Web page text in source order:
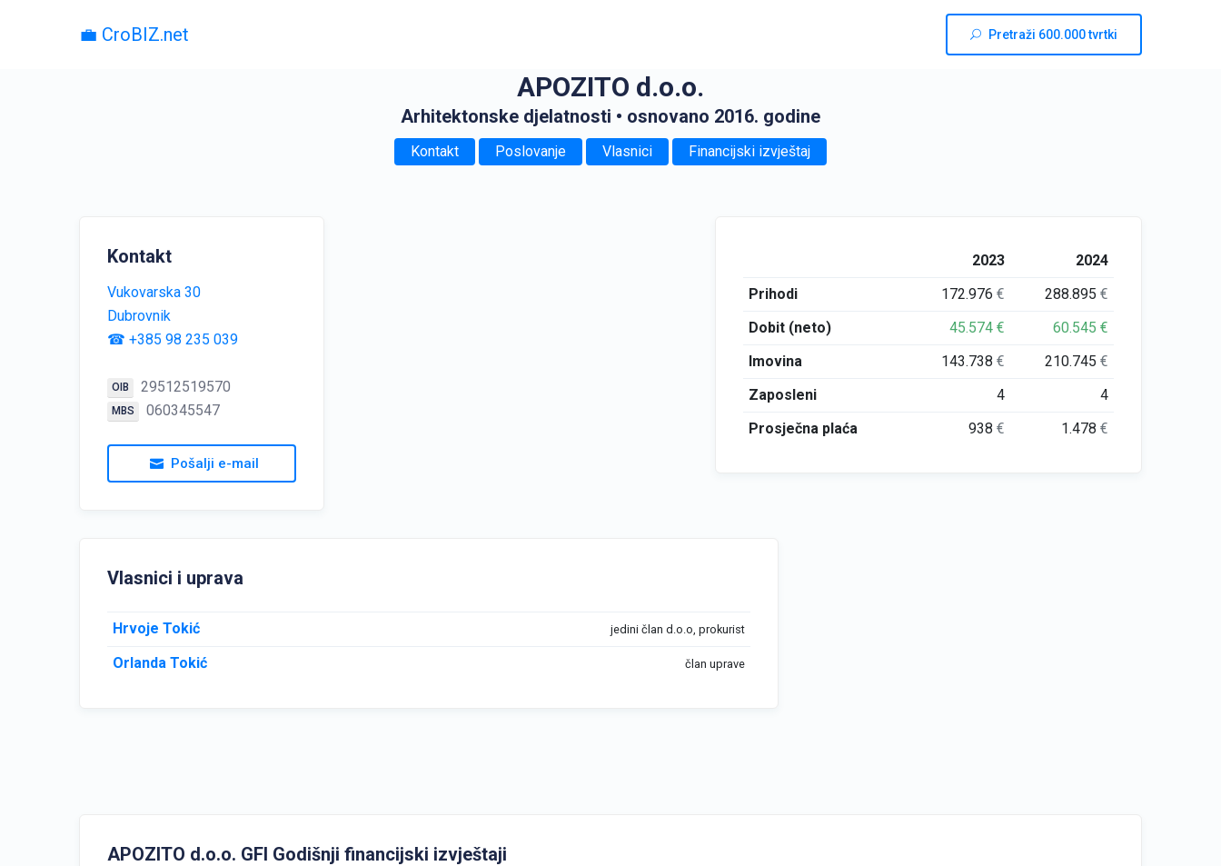
💼 CroBIZ.net Pretraži 600.000 tvrtki
APOZITO d.o.o.
Arhitektonske djelatnosti • osnovano 2016. godine
Kontakt Poslovanje Vlasnici Financijski izvještaj
Kontakt
Vukovarska 30
Dubrovnik
☎ +385 98 235 039
OIB 29512519570
MBS 060345547
Pošalji e-mail
2023
2024
Prihodi
172.976€ 288.895€
Dobit (neto)
45.574€ 60.545€
Imovina
143.738€ 210.745€
Zaposleni
4
4
Prosječna plaća
938€ 1.478€
Vlasnici i uprava
Hrvoje Tokić jedini član d.o.o, prokurist
Orlanda Tokić član uprave
APOZITO d.o.o. GFI Godišnji financijski izvještaji